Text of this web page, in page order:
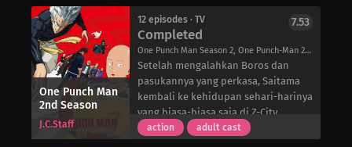
setelah ia mengetahui adanya
hubungan antara dirinya dan
pengusir setan. Namun, Arata akan
segera menemukan bahwa berurusan
dengan makhluk gaib tidak
sesederhana yang dia pikirkan,
karena bahaya mulai memainkan
peran mendasar dalam temuannya
mereka berpasangan sebagai baterai
dan bertujuan untuk mengikuti
Kejuaraan Bisbol SMA Nasional!
kehidupan sehari-hari Satou dan
gurunya saat mereka terus bertemu
dalam kondisi yang sama, semakin
dekat dengan setiap pertemuan.
tahun yang menyatakan dirinya
sebagai istrinya. Tampak seperti
datang dari era Sengoku, ia salah
mengira Nobunaga sebagai
Nobunaga Oda dan mendesaknya
untuk mengandung seorang anak
dengannya. Maka dimulailah komedi
cinta beda usia antara seorang guru
One Punch Man
2nd Season
J.C.Staff
12 episodes · TV
Completed
One Punch Man Season 2, One Punch-Man 2, One-Punch Man 2, OPM 2, ワンパンマン
7.53
Setelah mengalahkan Boros dan
pasukannya yang perkasa, Saitama
kembali ke kehidupan sehari-harinya
yang biasa-biasa saja di Z-City.
Namun, tanpa sepengetahuannya,
action adult cast